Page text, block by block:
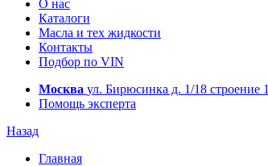
О нас
Каталоги
Масла и тех жидкости
Контакты
Подбор по VIN
Москва ул. Бирюсинка д. 1/18 строение 1
Помощь эксперта
Назад
Главная